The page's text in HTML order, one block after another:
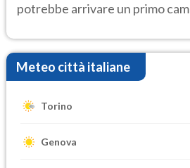
potrebbe arrivare un primo
Meteo città italiane
Torino
Genova